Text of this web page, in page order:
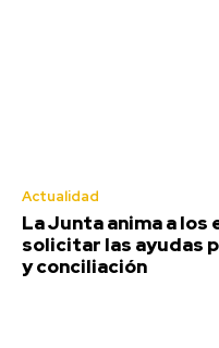
Actualidad
La Junta anima a
solicitar las ayudas
y conciliación